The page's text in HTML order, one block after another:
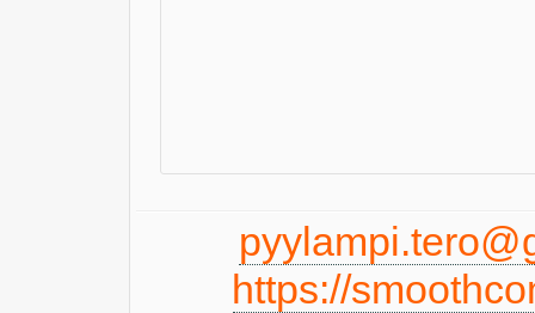
https://